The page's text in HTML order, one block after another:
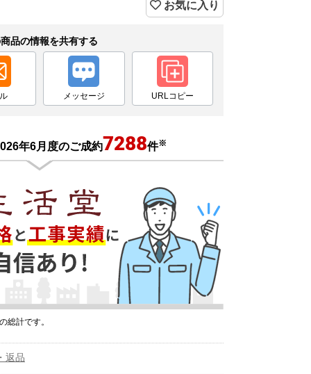
お気に入り
品の情報を共有する
メッセージ URLコピー
年6月度のご成約7288件※
総計です。
返品